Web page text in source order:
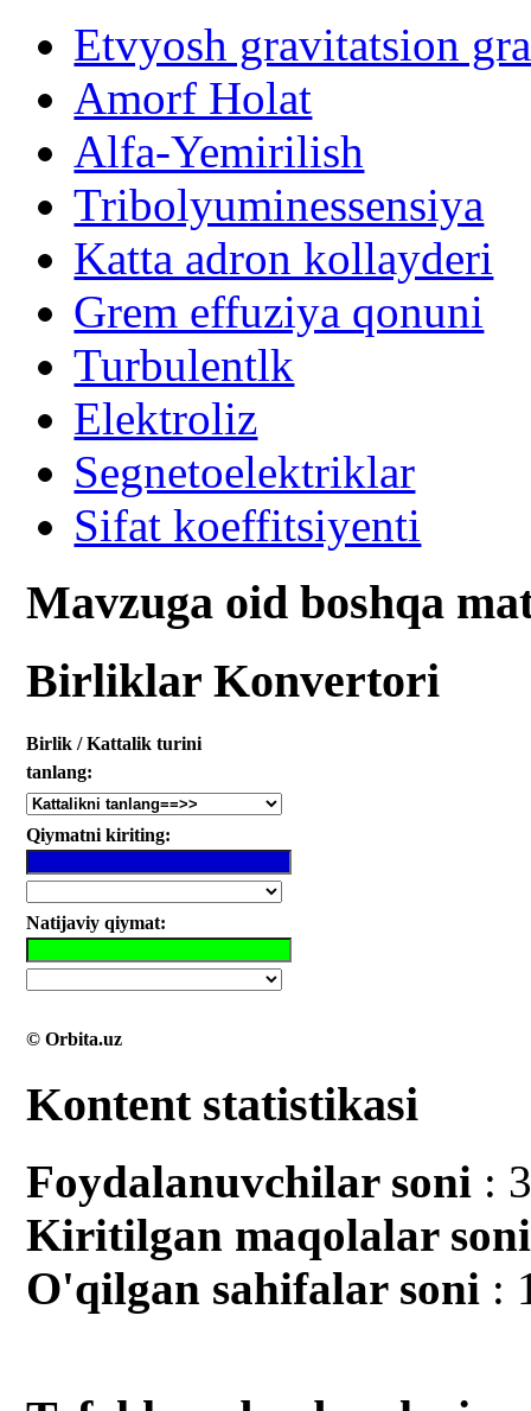
Etvyosh gravitatsion
Amorf Holat
Alfa-Yemirilish
Tribolyuminessensiya
Katta adron kollayderi
Grem effuziya qonuni
Turbulentlk
Elektroliz
Segnetoelektriklar
Sifat koeffitsiyenti
Mavzuga oid boshqa
Birliklar Konvertori
Birlik / Kattalik turini
tanlang:
Qiymatni kiriting:
Natijaviy qiymat:
© Orbita.uz
Kontent statistikasi
Foydalanuvchilar soni :
Kiritilgan mаqolalar soni
O'qilgan sahifalar soni :